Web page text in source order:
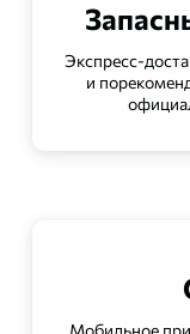
Экспресс-
и
Мобильное